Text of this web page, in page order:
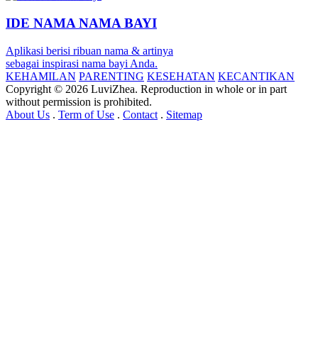
IDE NAMA NAMA BAYI
Aplikasi berisi ribuan nama & artinya
sebagai inspirasi nama bayi Anda.
KEHAMILAN PARENTING KESEHATAN KECANTIKAN
Copyright © 2026 LuviZhea. Reproduction in whole or in part
without permission is prohibited.
About Us . Term of Use . Contact . Sitemap